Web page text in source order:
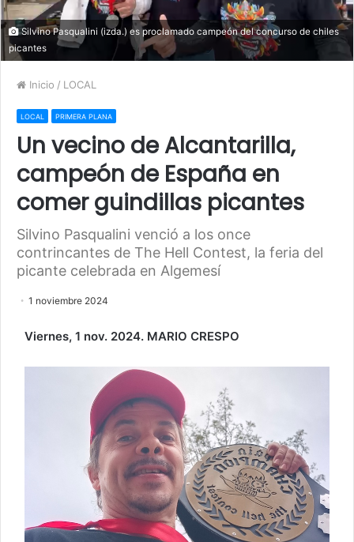
Silvino Pasqualini (izda.) es proclamado campeón del concurso de chiles
picantes
Inicio / LOCAL
LOCAL PRIMERA PLANA
Un vecino de Alcantarilla,
campeón de España en
comer guindillas picantes
Silvino Pasqualini venció a los once
contrincantes de The Hell Contest, la feria del
picante celebrada en Algemesí
1 noviembre 2024
Viernes, 1 nov. 2024. MARIO CRESPO